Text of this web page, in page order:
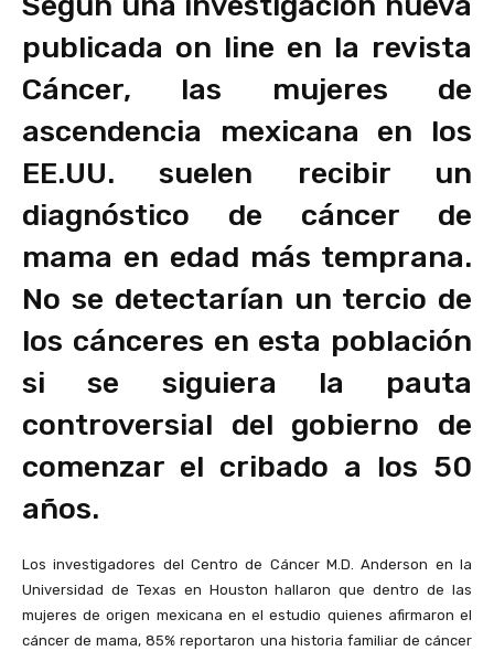
publicada on line en la revista
Cáncer, las mujeres de
ascendencia mexicana en los
EE.UU. suelen recibir un
diagnóstico de cáncer de
mama en edad más temprana.
No se detectarían un tercio de
los cánceres en esta población
si se siguiera la pauta
controversial del gobierno de
comenzar el cribado a los 50
años.
Los investigadores del Centro de Cáncer M.D. Anderson en la
Universidad de Texas en Houston hallaron que dentro de las
mujeres de origen mexicana en el estudio quienes afirmaron el
cáncer de mama, 85% reportaron una historia familiar de cáncer